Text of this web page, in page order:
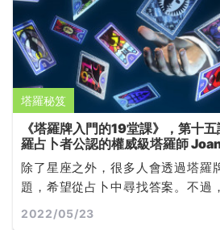
塔羅秘笈
《塔羅牌入門的19堂課》，第十
羅占卜者公認的權威級塔羅師
除了星座之外，很多人會透過塔羅
題，希望從占卜中尋找答案。不過
問得準？占卜過程中又有甚麼禁忌
2022/05/23